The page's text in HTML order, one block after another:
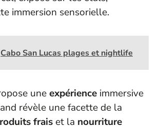
immersion sensorielle.
Cabo San Lucas plages et nightlife
uneexpérience immersive
révèle une facette de la
frais et la nourriture